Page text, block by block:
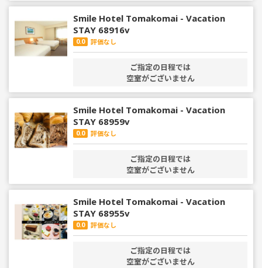
Smile Hotel Tomakomai - Vacation
STAY 68916v
0.0 評価なし
ご指定の日程では
空室がございません
Smile Hotel Tomakomai - Vacation
STAY 68959v
0.0 評価なし
ご指定の日程では
空室がございません
Smile Hotel Tomakomai - Vacation
STAY 68955v
0.0 評価なし
ご指定の日程では
空室がございません